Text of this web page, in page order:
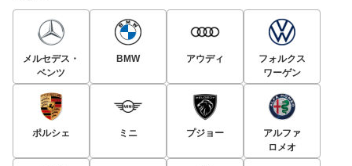
メルセデス・
ベンツ
BMW アウディ
フォルクス
ワーゲン
ポルシェ ミニ プジョー
アルファ
ロメオ